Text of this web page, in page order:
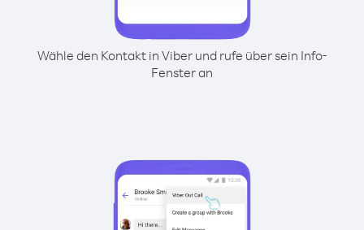
Wähle den Kontakt in Viber und rufe über sein Info-
Fenster an